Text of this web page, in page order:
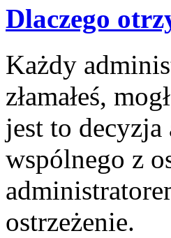
Dlaczego
Każdy
złamałeś,
jest to
wspólnego z
ostrzeżenie.